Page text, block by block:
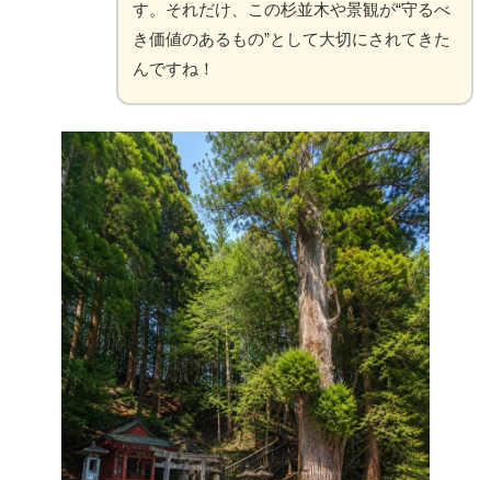
す。それだけ、この杉並木や景観が“守るべ
き価値のあるもの”として大切にされてきた
んですね！